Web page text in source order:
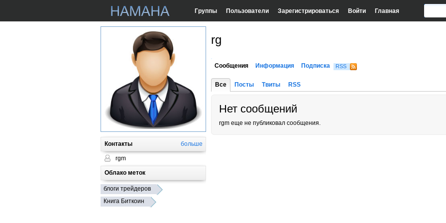
Группы Пользователи Зарегистрироваться Войти Главная
Контакты больше
rgm
Облако меток
блоги трейдеров
Книга Биткоин
rg
Сообщения Информация Подписка RSS
Все Посты Твиты RSS
Нет сообщений
rgm еще не публиковал сообщения.